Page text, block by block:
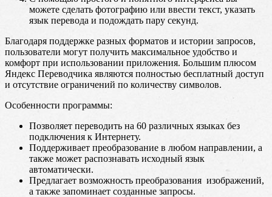
можете сделать фотографию или ввести текст, указать
язык перевода и подождать пару секунд.
Благодаря поддержке разных форматов и истории запросов,
пользователи могут получить максимальное удобство и
комфорт при использовании приложения. Большим плюсом
Яндекс Переводчика являются полностью бесплатный доступ
и отсутствие ограничений по количеству символов.
Особенности программы:
Позволяет переводить на 60 различных языках без
подключения к Интернету.
Поддерживает преобразование в любом направлении, а
также может распознавать исходный язык
автоматически.
Предлагает возможность преобразования изображений,
а также запоминает созданные запросы.